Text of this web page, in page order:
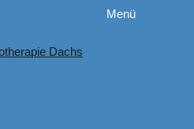
Menü